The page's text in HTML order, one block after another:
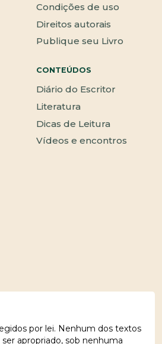
Condições de uso
Direitos autorais
Publique seu Livro
CONTEÚDOS
Diário do Escritor
Literatura
Dicas de Leitura
Vídeos e encontros
por lei. Nenhum dos textos
apropriado, sob nenhuma